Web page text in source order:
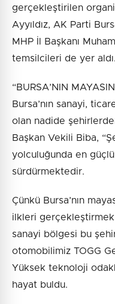
gerçekleştirilen
Ayyıldız, AK Parti
MHP İl Başkanı
temsilcileri de yer aldı.
“BURSA’NIN
Bursa’nın sanayi,
olan nadide
Başkan Vekili Biba,
yolculuğunda en
sürdürmektedir.
Çünkü Bursa’nın
ilkleri gerçekleştirmek
sanayi bölgesi bu
otomobilimiz TOGG
Yüksek teknoloji
hayat buldu.